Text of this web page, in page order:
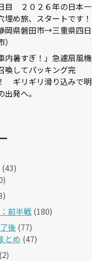
目 ２０２６年の日本一
埋め旅、スタートです！
静岡県磐田市→三重県四日
内暑すぎ！」急遽扇風機
喚してパッキング完
ギリギリ滑り込みで明
出発へ。
(43)
前半戦 (180)
後 (77)
とめ (47)
(2)